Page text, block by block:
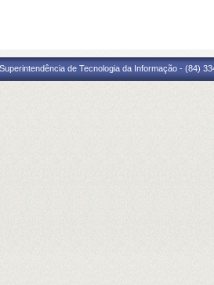
de Tecnologia da Informação - (84)